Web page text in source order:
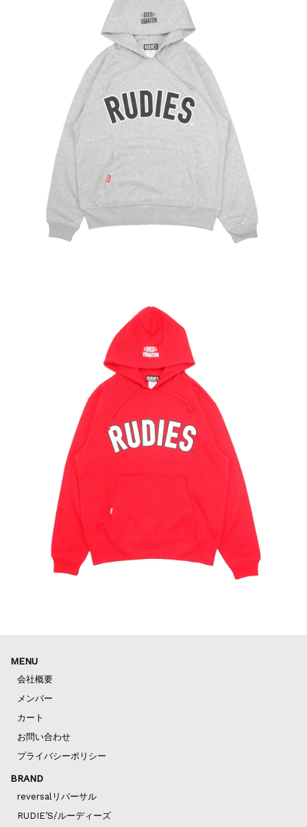
MENU
会社概要
メンバー
カート
お問い合わせ
プライバシーポリシー
BRAND
reversalリバーサル
RUDIE’S/ルーディーズ